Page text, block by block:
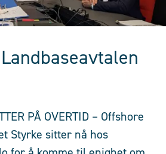
PÅ OVERTID – Offshore
Styrke sitter nå hos